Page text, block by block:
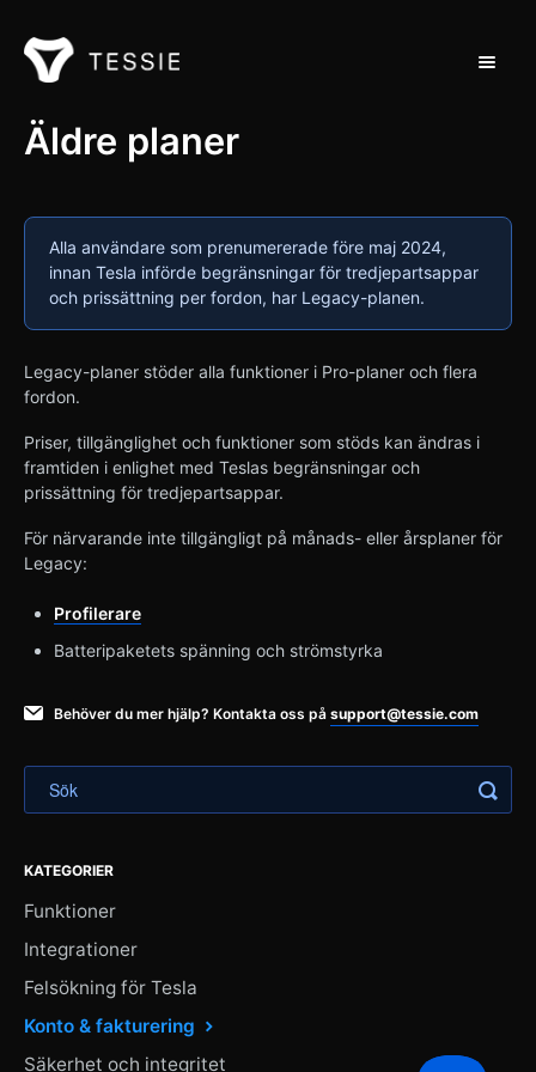
Toggle
Stöd hem
Äldre planer
Alla användare som prenumererade före maj 2024,
innan Tesla införde begränsningar för tredjepartsappar
och prissättning per fordon, har Legacy-planen.
Legacy-planer stöder alla funktioner i Pro-planer och flera
fordon.
Priser, tillgänglighet och funktioner som stöds kan ändras i
framtiden i enlighet med Teslas begränsningar och
prissättning för tredjepartsappar.
För närvarande inte tillgängligt på månads- eller årsplaner för
Legacy:
Profilerare
Batteripaketets spänning och strömstyrka
Behöver du mer hjälp? Kontakta oss på support@tessie.com
KATEGORIER
Funktioner
Integrationer
Felsökning för Tesla
Konto & fakturering
Säkerhet och integritet